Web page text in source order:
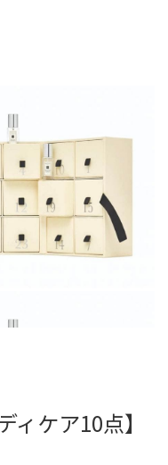
ィケア10点】